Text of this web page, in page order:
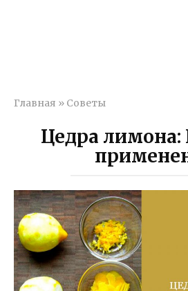
Главная » Советы
Цедра лимона: